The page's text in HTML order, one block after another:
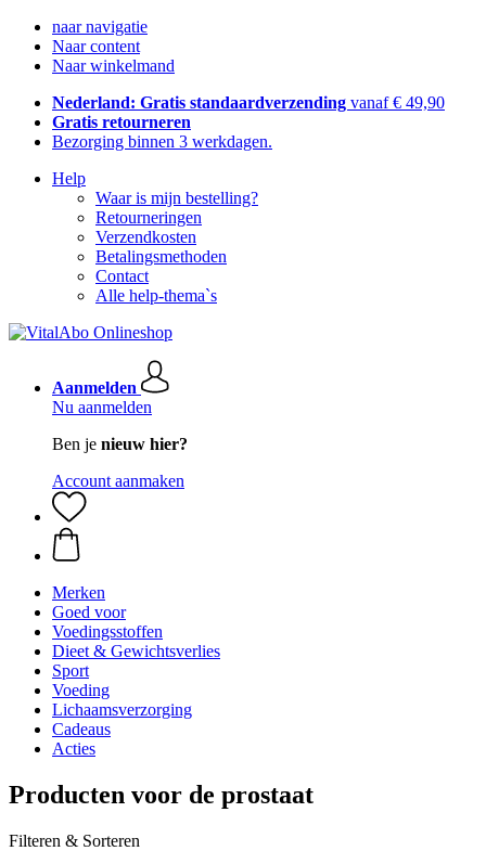
naar navigatie
Naar content
Naar winkelmand
Nederland: Gratis standaardverzending vanaf € 49,90
Gratis retourneren
Bezorging binnen 3 werkdagen.
Help
Waar is mijn bestelling?
Retourneringen
Verzendkosten
Betalingsmethoden
Contact
Alle help-thema`s
Aanmelden
Nu aanmelden
Ben je nieuw hier?
Account aanmaken
Merken
Goed voor
Voedingsstoffen
Dieet & Gewichtsverlies
Sport
Voeding
Lichaamsverzorging
Cadeaus
Acties
Producten voor de prostaat
Filteren & Sorteren